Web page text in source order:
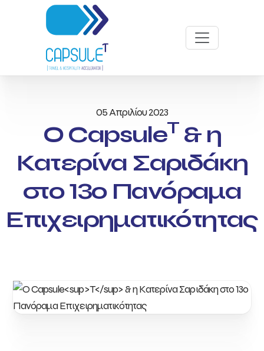
05 Απριλίου 2023
Ο CapsuleT & η
Κατερίνα Σαριδάκη
στο 13ο Πανόραμα
Επιχειρηματικότητας